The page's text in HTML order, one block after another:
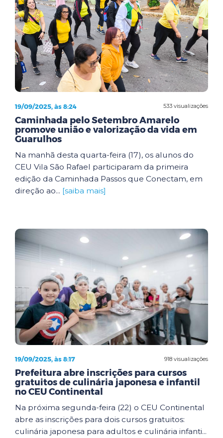
533 visualizações
19/09/2025, às 8:24
Caminhada pelo Setembro Amarelo
promove união e valorização da vida em
Guarulhos
Na manhã desta quarta-feira (17), os alunos do
CEU Vila São Rafael participaram da primeira
edição da Caminhada Passos que Conectam, em
direção ao... [saiba mais]
918 visualizações
19/09/2025, às 8:17
Prefeitura abre inscrições para cursos
gratuitos de culinária japonesa e infantil
no CEU Continental
Na próxima segunda-feira (22) o CEU Continental
abre as inscrições para dois cursos gratuitos:
culinária japonesa para adultos e culinária infanti...